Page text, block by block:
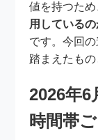
値を持つため
用しているの
です。今回
踏まえたもの
2026年6
時間帯